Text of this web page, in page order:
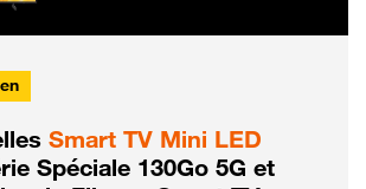
Smart TV Mini LED
Spéciale 130Go 5G et